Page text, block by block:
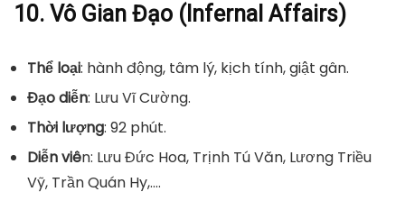
10. Vô Gian Đạo (Infernal Affairs)
Thể loại: hành động, tâm lý, kịch tính, giật gân.
Đạo diễn: Lưu Vĩ Cường.
Thời lượng: 92 phút.
Diễn viên: Lưu Đức Hoa, Trịnh Tú Văn, Lương Triều
Vỹ, Trần Quán Hy,.…